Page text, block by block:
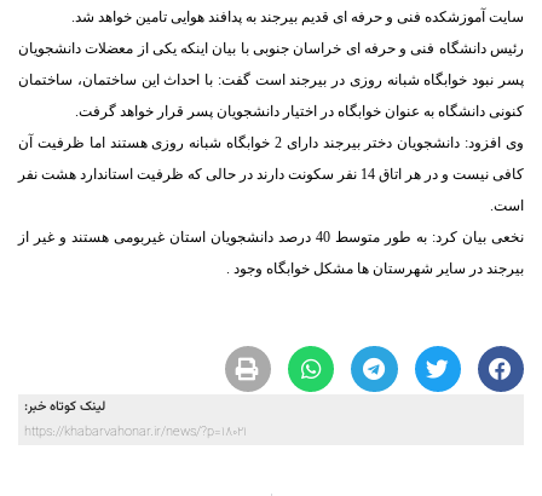
سایت آموزشکده فنی و حرفه ای قدیم بیرجند به پدافند هوایی تامین خواهد شد.
رئیس دانشگاه فنی و حرفه ای خراسان جنوبی با بیان اینکه یکی از معضلات دانشجویان
پسر نبود خوابگاه شبانه روزی در بیرجند است گفت: با احداث این ساختمان، ساختمان
کنونی دانشگاه به عنوان خوابگاه در اختیار دانشجویان پسر قرار خواهد گرفت.
وی افزود: دانشجویان دختر بیرجند دارای 2 خوابگاه شبانه روزی هستند اما ظرفیت آن
کافی نیست و در هر اتاق 14 نفر سکونت دارند در حالی که ظرفیت استاندارد هشت نفر
است.
نخعی بیان کرد: به طور متوسط 40 درصد دانشجویان استان غیربومی هستند و غیر از
بیرجند در سایر شهرستان ها مشکل خوابگاه وجود .
لینک کوتاه خبر:
https://khabarvahonar.ir/news/?p=18021